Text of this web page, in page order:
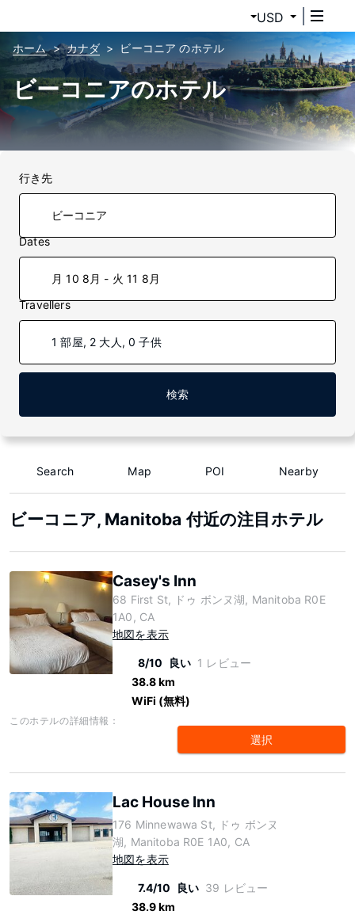
USD
ホーム カナダ ビーコニア のホテル
ビーコニアのホテル
行き先
Dates
月 10 8月 - 火 11 8月
Travellers
1 部屋, 2 大人, 0 子供
検索
Search Map POI Nearby
ビーコニア, Manitoba 付近の注目ホテル
Casey's Inn
68 First St, ドゥ ボンヌ湖, Manitoba R0E
1A0, CA
地図を表示
8/10 良い 1 レビュー
38.8 km
WiFi (無料)
このホテルの詳細情報：
選択
Lac House Inn
176 Minnewawa St, ドゥ ボンヌ
湖, Manitoba R0E 1A0, CA
地図を表示
7.4/10 良い 39 レビュー
38.9 km